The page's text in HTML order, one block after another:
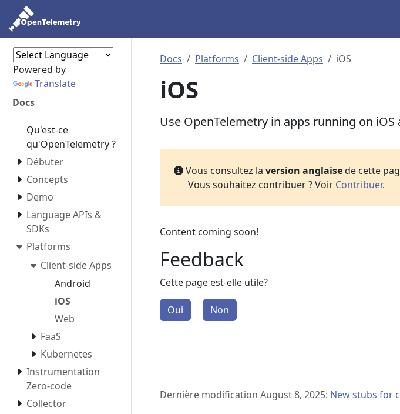
Powered by
Translate
Docs
Qu'est-ce
qu'OpenTelemetry ?
Débuter
Concepts
Demo
Language APIs &
SDKs
Platforms
Client-side Apps
Android
iOS
Web
FaaS
Kubernetes
Instrumentation
Zero-code
Collector
Docs Platforms Client-side Apps iOS
iOS
Use OpenTelemetry in apps running on iOS
Vous consultez la version anglaisede cette
Vous souhaitez contribuer ? Voir Contribuer.
Content coming soon!
Feedback
Cette page est-elle utile?
Oui Non
Dernière modification August 8, 2025: New stubs for